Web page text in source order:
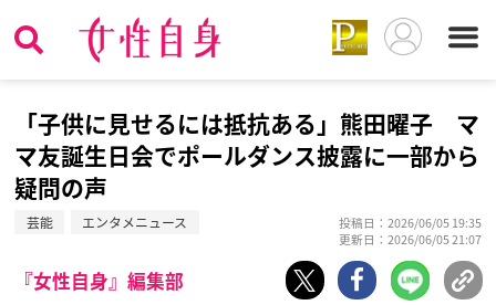
「子供に見せるには抵抗ある」熊田曜子 マ
マ友誕生日会でポールダンス披露に一部から
疑問の声
芸能 エンタメニュース
投稿日：2026/06/05 19:35
更新日：2026/06/05 21:07
『女性自身』編集部